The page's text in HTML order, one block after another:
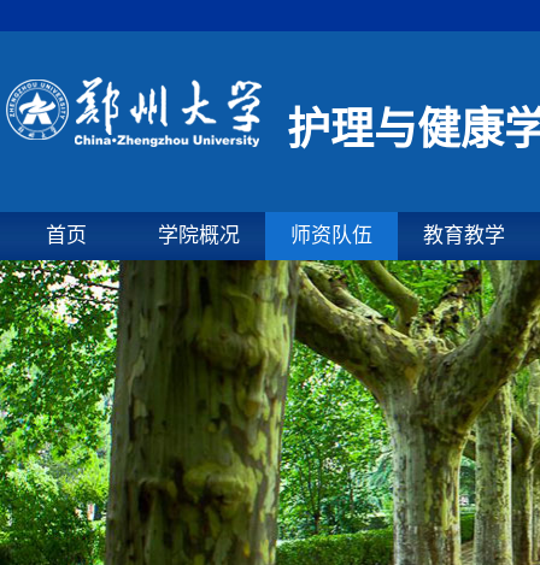
护理与健康
首页 学院概况 师资队伍 教育教学